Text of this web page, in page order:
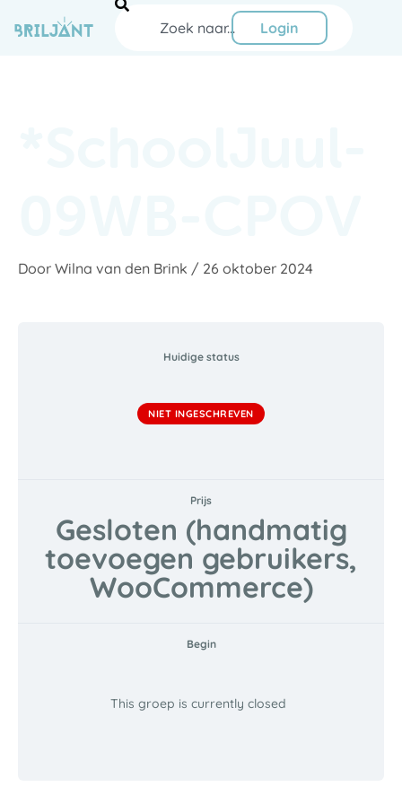
naar
Zoeken
Login
Door Wilna van den Brink / 26 oktober 2024
Huidige status
NIET INGESCHREVEN
Prijs
Gesloten (handmatig
toevoegen gebruikers,
WooCommerce)
Begin
This groep is currently closed